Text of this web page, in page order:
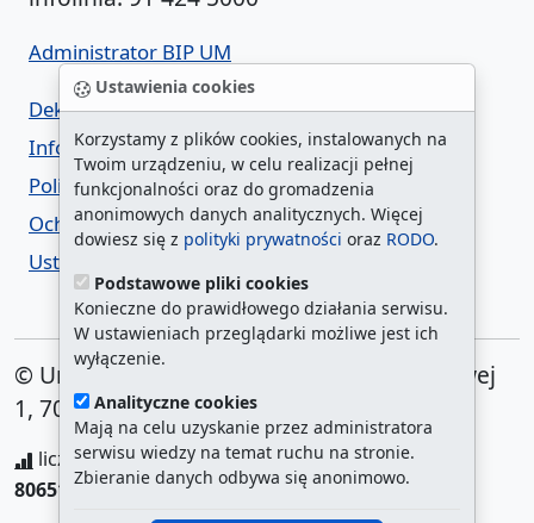
Ustawienia cookies
Korzystamy z plików cookies, instalowanych na
Twoim urządzeniu, w celu realizacji pełnej
funkcjonalności oraz do gromadzenia
anonimowych danych analitycznych. Więcej
dowiesz się z polityki prywatności oraz RODO.
Podstawowe pliki cookies
Konieczne do prawidłowego działania serwisu.
W ustawieniach przeglądarki możliwe jest ich
wyłączenie.
Analityczne cookies
Mają na celu uzyskanie przez administratora
serwisu wiedzy na temat ruchu na stronie.
Zbieranie danych odbywa się anonimowo.
Administrator BIP UM
Deklaracja dostępności
Informacja o urzędzie w ETR
Polityka prywatności
Ochrona danych osobowych
Ustawienia cookies
© Urząd Miasta Szczecin. Plac Armii Krajowej
1, 70-456 Szczecin
liczba wyświetleń:208267161/ aktualna strona:
806513/najczęściej odwiedzane strony